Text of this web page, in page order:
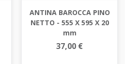
ANTINA BAROCCA PINO
NETTO - 555 X 595 X 20
mm
37,00 €